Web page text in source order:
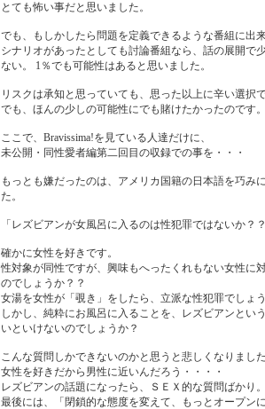
とても怖い事だと思いました。
でも、もしかしたら問題を定義できるような番組に出
シナリオがあったとしても討論番組なら、話の展開で
ない。 1％でも可能性はあると思いました。
リスクは承知と思っていても、思った以上に辛い選択
でも、ほんの少しの可能性にでも賭けたかったのです
ここで、Bravissima!を見ている人達だけに、
未公開・同性愛者編第二回目の収録での事を・・・
もっとも嫌だったのは、アメリカ国籍の日本語を巧み
た。
「レズビアンが女風呂に入るのは性犯罪ではないか？
確かに女性を好きです。
性対象が同性ですが、興味もへったくれもない女性に
のでしょうか？？
女湯を女性が「覗き」をしたら、立派な性犯罪でしょ
しかし、純粋にお風呂に入ることを、レズビアンとい
いといけないのでしょうか？
こんな質問しかできないのかと思うと悲しくなりまし
女性を好きだから男性に近いんだろう・・・・
レズビアンの話題になったら、ＳＥＸ的な質問ばかり
最後には、「閉鎖的な態度を変えて、もっとオープン